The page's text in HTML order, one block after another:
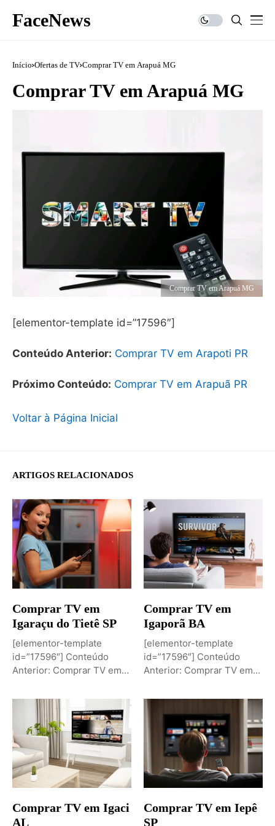
FaceNews
Início Ofertas de TV Comprar TV em Arapuá MG
Comprar TV em Arapuá MG
Comprar TV em Arapuá MG
[elementor-template id=”17596″]
Conteúdo Anterior: Comprar TV em Arapoti PR
Próximo Conteúdo: Comprar TV em Arapuã PR
Voltar à Página Inicial
ARTIGOS RELACIONADOS
Comprar TV em
Igaraçu do Tietê SP
[elementor-template
id=”17596″] Conteúdo
Anterior: Comprar TV em
Conteúdo: Sobremesa de...
Comprar TV em
Igaporã BA
[elementor-template
id=”17596″] Conteúdo
Anterior: Comprar TV em
Comprar TV...
Comprar TV em Igaci
AL
Comprar TV em Iepê
SP